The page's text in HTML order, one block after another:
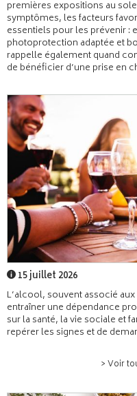
premières expositions au
symptômes, les facteurs
essentiels pour les prévenir :
photoprotection adaptée et
rappelle également quand
de bénéficier d’une prise en
15 juillet 2026
L’alcool, souvent associé
entraîner une dépendance
sur la santé, la vie sociale et
repérer les signes et de
> Voir